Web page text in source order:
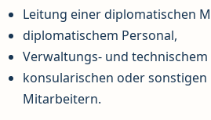
Leitung einer diplomatischen
diplomatischem Personal,
Verwaltungs- und technischem
konsularischen oder
Mitarbeitern.